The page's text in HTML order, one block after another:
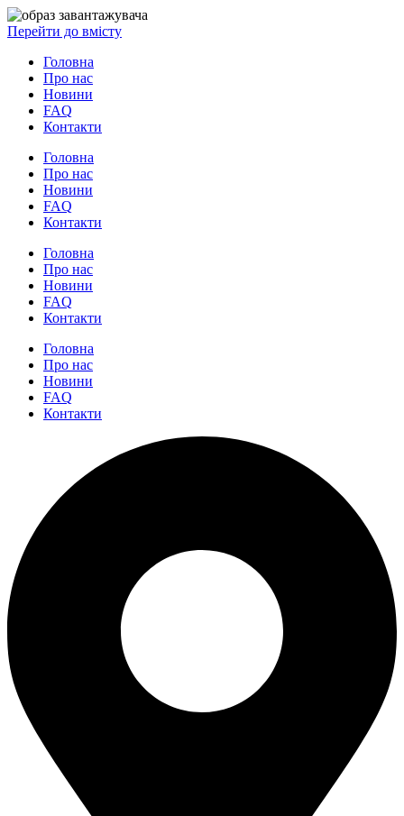
Перейти до вмісту
Головна
Про нас
Новини
FAQ
Контакти
Головна
Про нас
Новини
FAQ
Контакти
Головна
Про нас
Новини
FAQ
Контакти
Головна
Про нас
Новини
FAQ
Контакти